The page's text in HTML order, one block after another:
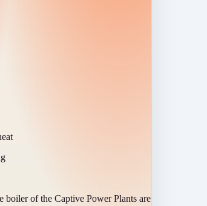
boiler of the Captive Power Plants are